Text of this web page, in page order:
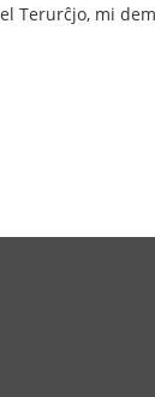
Terurĉjo, mi